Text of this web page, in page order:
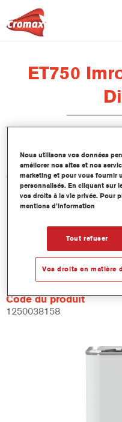
ET750
Caractéristiques du
Not available
Numéro article
ET750 5.00 LI
Code du produit
1250038158
Nous utilisons vos données
améliorer nos sites et nos
marketing et pour vous fournir
personnalisés. En cliquant sur
vos droits à la vie privée. Pour
mentions d’information
Tout refuser
Vos droits en matière